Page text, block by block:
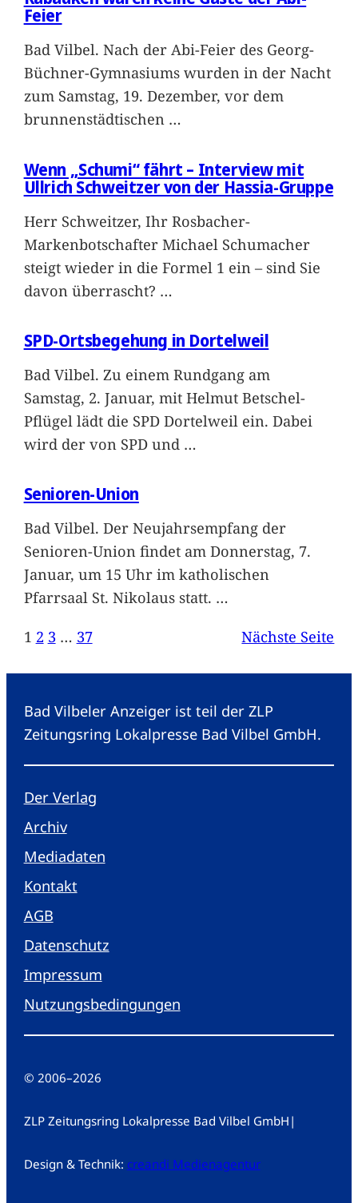
Feier
Bad Vilbel. Nach der Abi-Feier des Georg-
Büchner-Gymnasiums wurden in der Nacht
zum Samstag, 19. Dezember, vor dem
brunnenstädtischen …
Wenn „Schumi“ fährt – Interview mit
Ullrich Schweitzer von der Hassia-Gruppe
Herr Schweitzer, Ihr Rosbacher-
Markenbotschafter Michael Schumacher
steigt wieder in die Formel 1 ein – sind Sie
davon überrascht? …
SPD-Ortsbegehung in Dortelweil
Bad Vilbel. Zu einem Rundgang am
Samstag, 2. Januar, mit Helmut Betschel-
Pflügel lädt die SPD Dortelweil ein. Dabei
wird der von SPD und …
Senioren-Union
Bad Vilbel. Der Neujahrsempfang der
Senioren-Union findet am Donnerstag, 7.
Januar, um 15 Uhr im katholischen
Pfarrsaal St. Nikolaus statt. …
1 2 3 … 37 Nächste Seite
Bad Vilbeler Anzeiger ist teil der ZLP
Zeitungsring Lokalpresse Bad Vilbel GmbH.
Der Verlag
Archiv
Mediadaten
Kontakt
AGB
Datenschutz
Impressum
Nutzungsbedingungen
© 2006–2026
ZLP Zeitungsring Lokalpresse Bad Vilbel GmbH |
Design & Technik: creandi Medienagentur